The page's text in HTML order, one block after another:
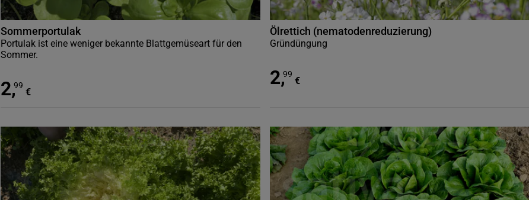
Sommerportulak
Portulak ist eine weniger bekannte Blattgemüseart für den
Sommer.
2,99
€
Ölrettich (nematodenreduzierung)
Gründüngung
2,99
€